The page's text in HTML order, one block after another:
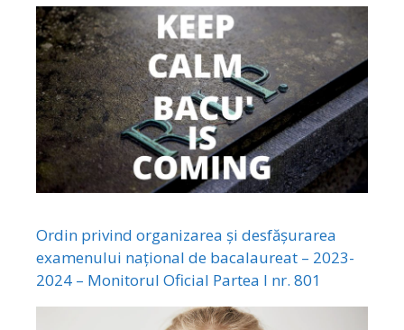
Ordin privind organizarea și desfășurarea
examenului național de bacalaureat – 2023-
2024 – Monitorul Oficial Partea I nr. 801